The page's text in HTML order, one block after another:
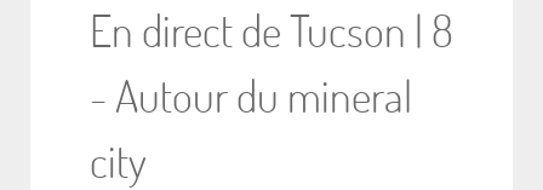
En direct de Tucson | 8
- Autour du mineral
city